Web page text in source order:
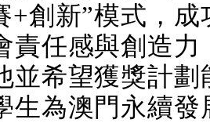
+創新”模式，成
責任感與創造力
並希望獲獎計劃
生為澳門永續發